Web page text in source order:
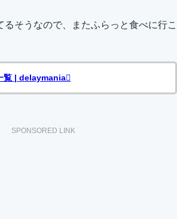
るそうなので、またふらっと食べに行こ
覧 | delaymania
SPONSORED LINK